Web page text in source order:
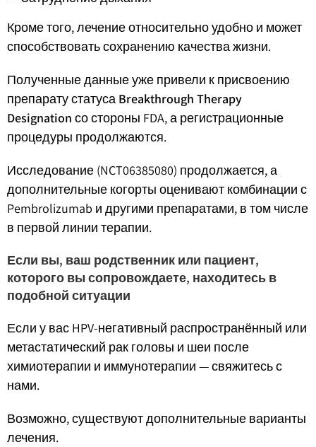
Кроме того, лечение относительно удобно и может
способствовать сохранению качества жизни.
Полученные данные уже привели к присвоению
препарату статуса Breakthrough Therapy
Designation со стороны FDA, а регистрационные
процедуры продолжаются.
Исследование (NCT06385080) продолжается, а
дополнительные когорты оценивают комбинации с
Pembrolizumab и другими препаратами, в том числе
в первой линии терапии.
Если вы, ваш родственник или пациент,
которого вы сопровождаете, находитесь в
подобной ситуации
Если у вас HPV-негативный распространённый или
метастатический рак головы и шеи после
химиотерапии и иммунотерапии — свяжитесь с
нами.
Возможно, существуют дополнительные варианты
лечения.